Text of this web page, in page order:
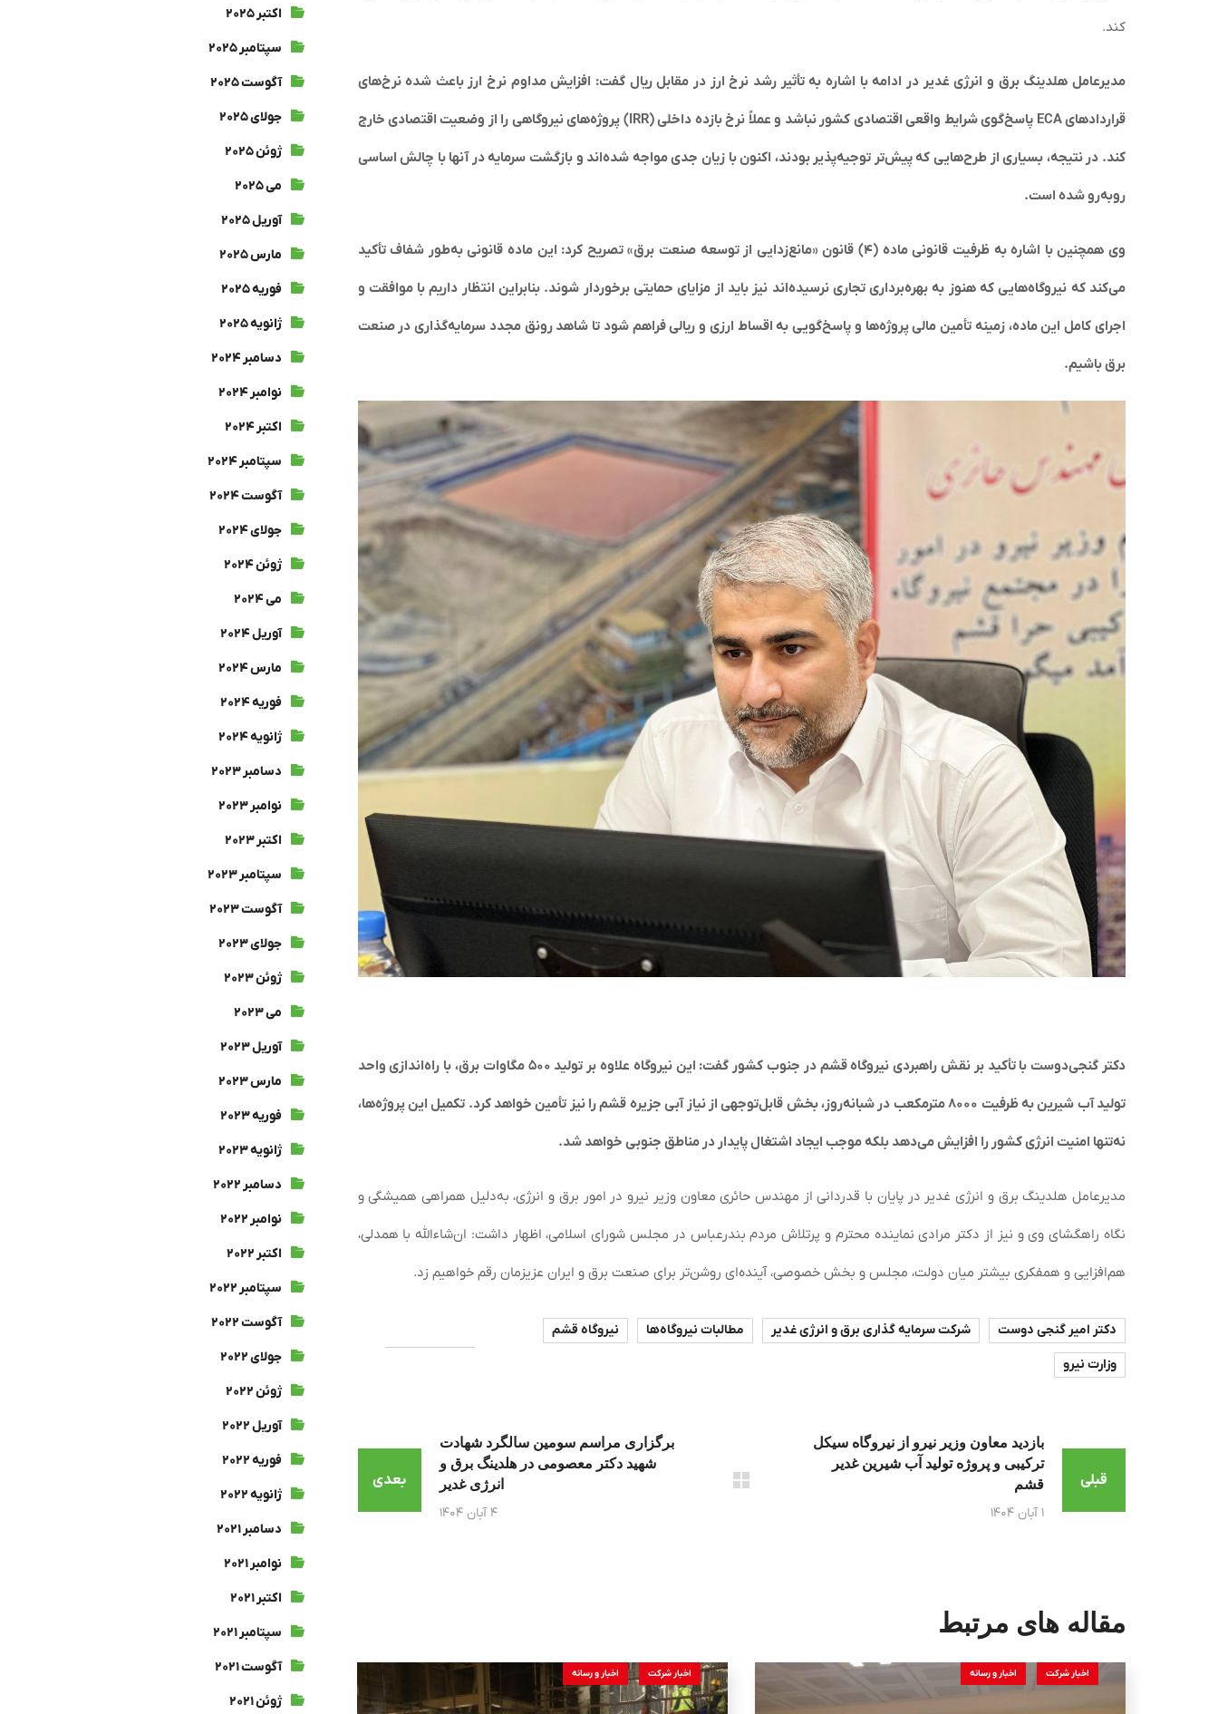
کند.
مدیرعامل هلدینگ برق و انرژی غدیر در ادامه با اشاره به تأثیر رشد نرخ ارز در مقابل ریال گفت: افزایش مداوم نرخ ارز باعث شده نرخ‌های
قراردادهای ECA پاسخ‌گوی شرایط واقعی اقتصادی کشور نباشد و عملاً نرخ بازده داخلی (IRR) پروژه‌های نیروگاهی را از وضعیت اقتصادی خارج
کند. در نتیجه، بسیاری از طرح‌هایی که پیش‌تر توجیه‌پذیر بودند، اکنون با زیان جدی مواجه شده‌اند و بازگشت سرمایه در آنها با چالش اساسی
روبه‌رو شده است.
وی همچنین با اشاره به ظرفیت قانونی ماده (۴) قانون «مانع‌زدایی از توسعه صنعت برق» تصریح کرد: این ماده قانونی به‌طور شفاف تأکید
می‌کند که نیروگاه‌هایی که هنوز به بهره‌برداری تجاری نرسیده‌اند نیز باید از مزایای حمایتی برخوردار شوند. بنابراین انتظار داریم با موافقت و
اجرای کامل این ماده، زمینه تأمین مالی پروژه‌ها و پاسخ‌گویی به اقساط ارزی و ریالی فراهم شود تا شاهد رونق مجدد سرمایه‌گذاری در صنعت
برق باشیم.
دکتر گنجی‌دوست با تأکید بر نقش راهبردی نیروگاه قشم در جنوب کشور گفت: این نیروگاه علاوه بر تولید ۵۰۰ مگاوات برق، با راه‌اندازی واحد
تولید آب شیرین به ظرفیت ۸۰۰۰ مترمکعب در شبانه‌روز، بخش قابل‌توجهی از نیاز آبی جزیره قشم را نیز تأمین خواهد کرد. تکمیل این پروژه‌ها،
نه‌تنها امنیت انرژی کشور را افزایش می‌دهد بلکه موجب ایجاد اشتغال پایدار در مناطق جنوبی خواهد شد.
مدیرعامل هلدینگ برق و انرژی غدیر در پایان با قدردانی از مهندس حائری معاون وزیر نیرو در امور برق و انرژی، به‌دلیل همراهی همیشگی و
نگاه راهگشای وی و نیز از دکتر مرادی نماینده محترم و پرتلاش مردم بندرعباس در مجلس شورای اسلامی، اظهار داشت: ان‌شاءالله با همدلی،
هم‌افزایی و همفکری بیشتر میان دولت، مجلس و بخش خصوصی، آینده‌ای روشن‌تر برای صنعت برق و ایران عزیزمان رقم خواهیم زد.
دکتر امیر گنجی دوست شرکت سرمایه گذاری برق و انرژی غدیر مطالبات نیروگاه‌ها
نیروگاه قشم
وزارت نیرو
قبلی
بازدید معاون وزیر نیرو از نیروگاه سیکل
ترکیبی و پروژه تولید آب شیرین غدیر
قشم
۱ آبان ۱۴۰۴
برگزاری مراسم سومین سالگرد شهادت
شهید دکتر معصومی در هلدینگ برق و
انرژی غدیر
۴ آبان ۱۴۰۴
بعدی
مقاله های مرتبط
اخبار شرکت اخبار و رسانه اخبار شرکت اخبار و رسانه
اکتبر ۲۰۲۵
سپتامبر ۲۰۲۵
آگوست ۲۰۲۵
جولای ۲۰۲۵
ژوئن ۲۰۲۵
می ۲۰۲۵
آوریل ۲۰۲۵
مارس ۲۰۲۵
فوریه ۲۰۲۵
ژانویه ۲۰۲۵
دسامبر ۲۰۲۴
نوامبر ۲۰۲۴
اکتبر ۲۰۲۴
سپتامبر ۲۰۲۴
آگوست ۲۰۲۴
جولای ۲۰۲۴
ژوئن ۲۰۲۴
می ۲۰۲۴
آوریل ۲۰۲۴
مارس ۲۰۲۴
فوریه ۲۰۲۴
ژانویه ۲۰۲۴
دسامبر ۲۰۲۳
نوامبر ۲۰۲۳
اکتبر ۲۰۲۳
سپتامبر ۲۰۲۳
آگوست ۲۰۲۳
جولای ۲۰۲۳
ژوئن ۲۰۲۳
می ۲۰۲۳
آوریل ۲۰۲۳
مارس ۲۰۲۳
فوریه ۲۰۲۳
ژانویه ۲۰۲۳
دسامبر ۲۰۲۲
نوامبر ۲۰۲۲
اکتبر ۲۰۲۲
سپتامبر ۲۰۲۲
آگوست ۲۰۲۲
جولای ۲۰۲۲
ژوئن ۲۰۲۲
آوریل ۲۰۲۲
فوریه ۲۰۲۲
ژانویه ۲۰۲۲
دسامبر ۲۰۲۱
نوامبر ۲۰۲۱
اکتبر ۲۰۲۱
سپتامبر ۲۰۲۱
آگوست ۲۰۲۱
ژوئن ۲۰۲۱